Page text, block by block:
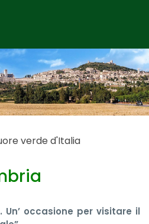
Un’ occasione per visitare il